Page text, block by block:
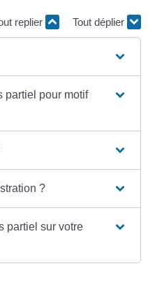
replier Tout déplier
partiel pour motif
?
partiel sur votre